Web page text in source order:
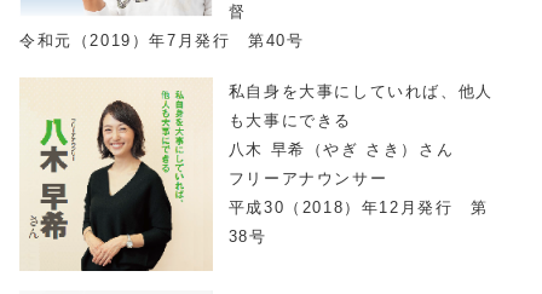
督
令和元（2019）年7月発行 第40号
私自身を大事にしていれば、他人
も大事にできる
八木 早希（やぎ さき）さん
フリーアナウンサー
平成30（2018）年12月発行 第
38号